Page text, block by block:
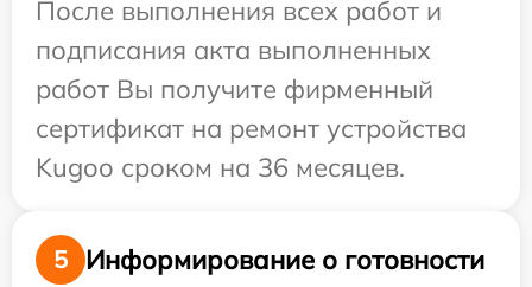
После выполнения всех работ и
подписания акта выполненных
работ Вы получите фирменный
сертификат на ремонт устройства
Kugoo сроком на 36 месяцев.
5
Информирование о готовности